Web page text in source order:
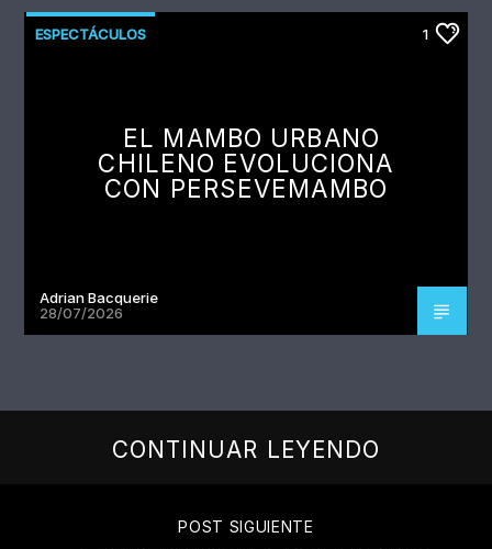
ESPECTÁCULOS 1
EL MAMBO URBANO
CHILENO EVOLUCIONA
CON PERSEVEMAMBO
Adrian Bacquerie
28/07/2026
CONTINUAR LEYENDO
POST SIGUIENTE